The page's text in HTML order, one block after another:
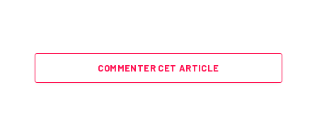
COMMENTER CET ARTICLE